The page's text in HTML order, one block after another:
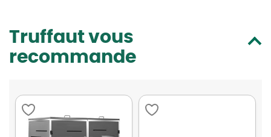
Truffaut vous
recommande